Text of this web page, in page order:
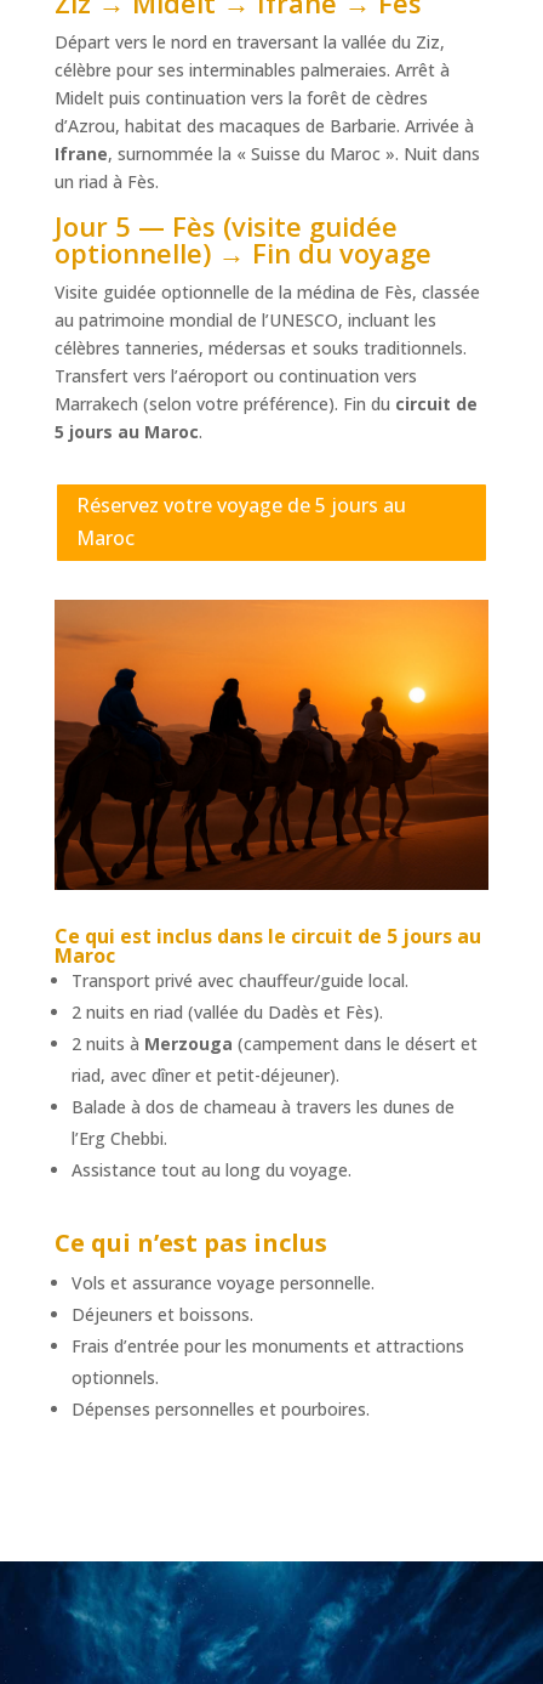
Départ vers le nord en traversant la vallée du Ziz,
célèbre pour ses interminables palmeraies. Arrêt à
Midelt puis continuation vers la forêt de cèdres
d’Azrou, habitat des macaques de Barbarie. Arrivée à
Ifrane, surnommée la « Suisse du Maroc ». Nuit dans
un riad à Fès.
Jour 5 — Fès (visite guidée
optionnelle) → Fin du voyage
Visite guidée optionnelle de la médina de Fès, classée
au patrimoine mondial de l’UNESCO, incluant les
célèbres tanneries, médersas et souks traditionnels.
Transfert vers l’aéroport ou continuation vers
Marrakech (selon votre préférence). Fin du circuit de
5 jours au Maroc.
Réservez votre voyage de 5 jours au
Maroc
Ce qui est inclus dans le circuit de 5 jours au
Maroc
Transport privé avec chauffeur/guide local.
2 nuits en riad (vallée du Dadès et Fès).
2 nuits à Merzouga (campement dans le désert et
riad, avec dîner et petit-déjeuner).
Balade à dos de chameau à travers les dunes de
l’Erg Chebbi.
Assistance tout au long du voyage.
Ce qui n’est pas inclus
Vols et assurance voyage personnelle.
Déjeuners et boissons.
Frais d’entrée pour les monuments et attractions
optionnels.
Dépenses personnelles et pourboires.